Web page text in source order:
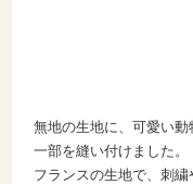
無地の生地に、可愛い
一部を縫い付けました。
フランスの生地で、刺繍